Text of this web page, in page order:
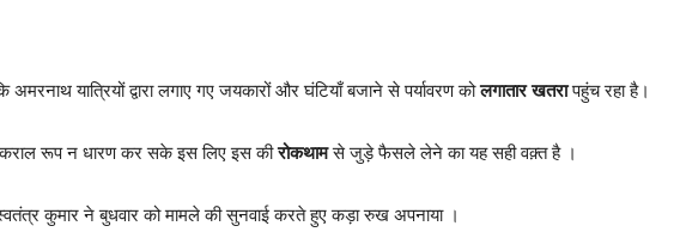
अमरनाथ यात्रियों द्वारा लगाए गए जयकारों और घंटियाँ बजाने से पर्यावरण कोलगातार खतरापहुंच रहा है।
रूप न धारण कर सके इस लिए इस कीरोकथामसे जुड़े फैसले लेने का यह सही वक़्त है ।
कुमार ने बुधवार को मामले की सुनवाई करते हुए कड़ा रुख अपनाया ।